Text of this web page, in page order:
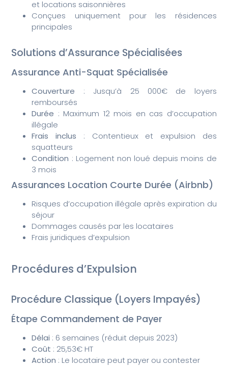
et locations saisonnières
Conçues uniquement pour les résidences
principales
Solutions d’Assurance Spécialisées
Assurance Anti-Squat Spécialisée
Couverture : Jusqu’à 25 000€ de loyers
remboursés
Durée : Maximum 12 mois en cas d’occupation
illégale
Frais inclus : Contentieux et expulsion des
squatteurs
Condition : Logement non loué depuis moins de
3 mois
Assurances Location Courte Durée (Airbnb)
Risques d’occupation illégale après expiration du
séjour
Dommages causés par les locataires
Frais juridiques d’expulsion
Procédures d’Expulsion
Procédure Classique (Loyers Impayés)
Étape Commandement de Payer
Délai : 6 semaines (réduit depuis 2023)
Coût : 25,53€ HT
Action : Le locataire peut payer ou contester